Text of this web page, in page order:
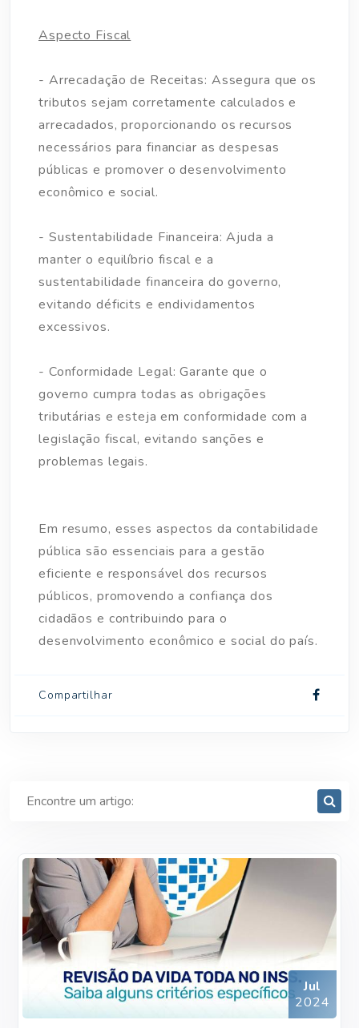
Aspecto Fiscal
- Arrecadação de Receitas: Assegura que os
tributos sejam corretamente calculados e
arrecadados, proporcionando os recursos
necessários para financiar as despesas
públicas e promover o desenvolvimento
econômico e social.
- Sustentabilidade Financeira: Ajuda a
manter o equilíbrio fiscal e a
sustentabilidade financeira do governo,
evitando déficits e endividamentos
excessivos.
- Conformidade Legal: Garante que o
governo cumpra todas as obrigações
tributárias e esteja em conformidade com a
legislação fiscal, evitando sanções e
problemas legais.
Em resumo, esses aspectos da contabilidade
pública são essenciais para a gestão
eficiente e responsável dos recursos
públicos, promovendo a confiança dos
cidadãos e contribuindo para o
desenvolvimento econômico e social do país.
Compartilhar
Jul
2024